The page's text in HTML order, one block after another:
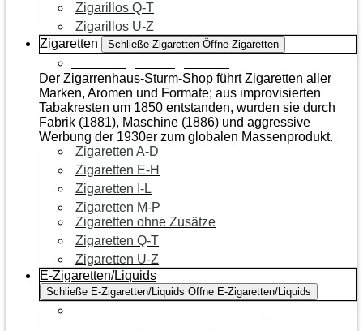
Zigarillos Q-T
Zigarillos U-Z
Zigaretten
Schließe Zigaretten Öffne Zigaretten
Der Zigarrenhaus-Sturm-Shop führt Zigaretten aller
Marken, Aromen und Formate; aus improvisierten
Tabakresten um 1850 entstanden, wurden sie durch
Fabrik (1881), Maschine (1886) und aggressive
Werbung der 1930er zum globalen Massenprodukt.
Zigaretten A-D
Zigaretten E-H
Zigaretten I-L
Zigaretten M-P
Zigaretten ohne Zusätze
Zigaretten Q-T
Zigaretten U-Z
E-Zigaretten/Liquids
Schließe E-Zigaretten/Liquids Öffne E-Zigaretten/Liquids